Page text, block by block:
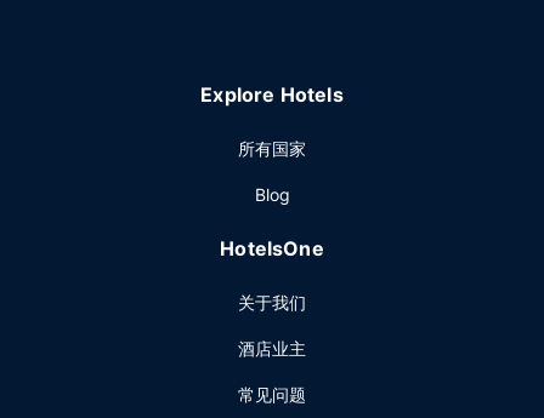
Explore Hotels
所有国家
Blog
HotelsOne
关于我们
酒店业主
常见问题